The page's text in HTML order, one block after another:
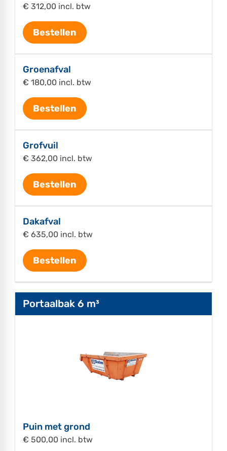
€ 312,00 incl. btw
Bestellen
Groenafval
€ 180,00 incl. btw
Bestellen
Grofvuil
€ 362,00 incl. btw
Bestellen
Dakafval
€ 635,00 incl. btw
Bestellen
Portaalbak 6 m³
Puin met grond
€ 500,00 incl. btw